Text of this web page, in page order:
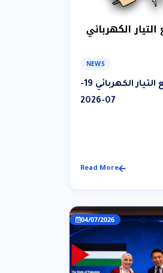
NEWS
إعلان قطع التيار الكهربائي 19-
07-2026
Read More
04/07/2026